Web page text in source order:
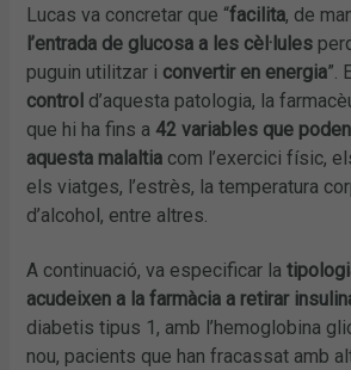
Lucas va concretar que “facilita, de
l’entrada de glucosa a les cèl·lules
puguin utilitzar i convertir en energia”.
control d’aquesta patologia, la
que hi ha fins a 42 variables que
aquesta malaltia com l’exercici físic,
els viatges, l’estrès, la temperatura
d’alcohol, entre altres.
A continuació, va especificar la
acudeixen a la farmàcia a retirar
diabetis tipus 1, amb l’hemoglobina
nou, pacients que han fracassat amb